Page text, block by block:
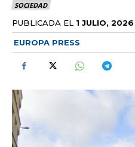
SOCIEDAD
PUBLICADA EL 1 JULIO, 2026
EUROPA PRESS